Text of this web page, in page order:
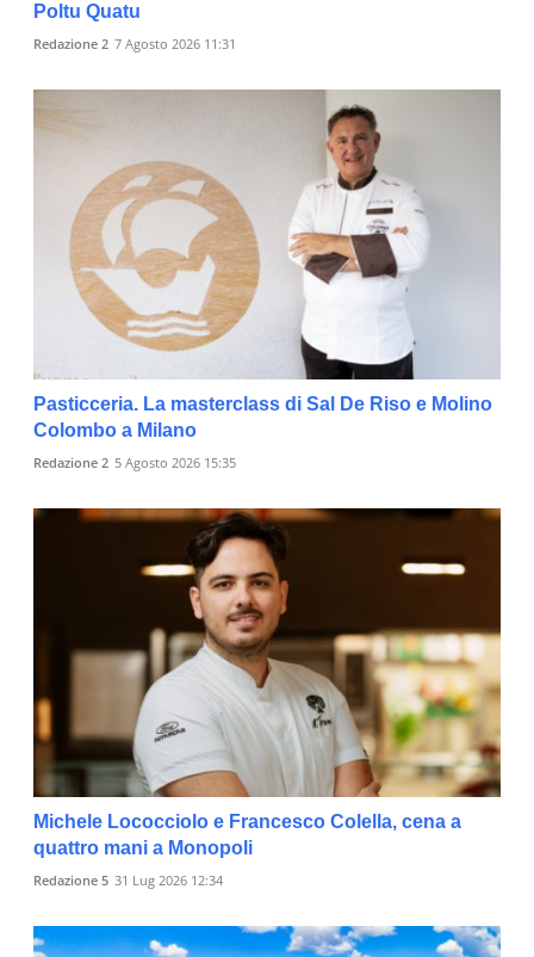
Poltu Quatu
Redazione 2 7 Agosto 2026 11:31
Pasticceria. La masterclass di Sal De Riso e Molino
Colombo a Milano
Redazione 2 5 Agosto 2026 15:35
Michele Lococciolo e Francesco Colella, cena a
quattro mani a Monopoli
Redazione 5 31 Lug 2026 12:34